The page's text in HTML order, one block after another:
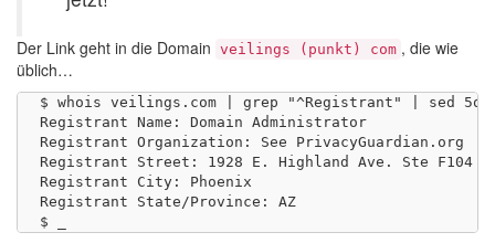
Der Link geht in die Domain veilings (punkt) com , die wie
üblich…
$ whois veilings.com | grep "^Registrant" | sed 5q
Registrant Name: Domain Administrator
Registrant Organization: See PrivacyGuardian.org
Registrant Street: 1928 E. Highland Ave. Ste F104
Registrant City: Phoenix
Registrant State/Province: AZ